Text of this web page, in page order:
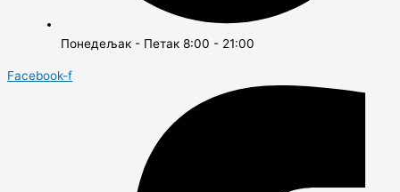
Понедељак - Петак 8:00 - 21:00
Facebook-f